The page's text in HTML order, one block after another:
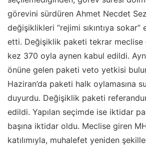
görevini sürdüren Ahmet Necdet
değişiklikleri “rejimi sıkıntıya
etti. Değişiklik paketi tekrar meclise
kez 370 oyla aynen kabul edildi.
önüne gelen paketi veto yetkisi
Haziran’da paketi halk oylamasına
duyurdu. Değişiklik paketi
edildi. Yapılan seçimde ise iktidar
başına iktidar oldu. Meclise giren
katılımıyla, muhalefet yeniden